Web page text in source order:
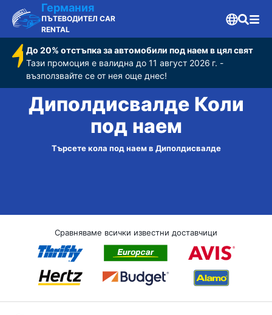
Германия
ПЪТЕВОДИТЕЛ CAR
RENTAL
До 20% отстъпка за автомобили под наем в цял свят
Тази промоция е валидна до 11 август 2026 г. -
възползвайте се от нея още днес!
Диполдисвалде Коли
под наем
Търсете кола под наем в Диполдисвалде
Сравняваме всички известни доставчици